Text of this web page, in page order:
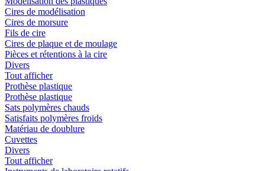
Cires de modélisation
Cires de morsure
Fils de cire
Cires de plaque et de moulage
Pièces et rétentions à la cire
Divers
Tout afficher
Prothèse plastique
Prothèse plastique
Sats polymères chauds
Satisfaits polymères froids
Matériau de doublure
Cuvettes
Divers
Tout afficher